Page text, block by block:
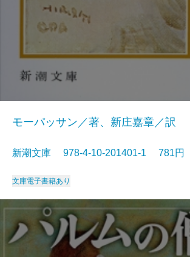
モーパッサン／著、新庄嘉章／訳
新潮文庫 978-4-10-201401-1 781円
文庫電子書籍あり